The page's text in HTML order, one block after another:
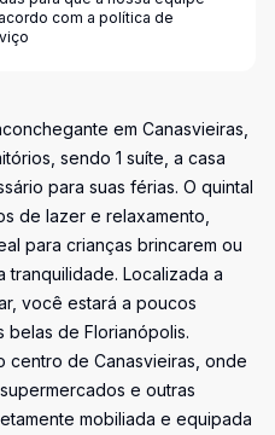
com a política de
em Canasvieiras,
sendo 1 suíte, a casa
para suas férias. O quintal
de lazer e relaxamento,
para crianças brincarem ou
tranquilidade. Localizada a
você estará a poucos
belas de Florianópolis.
centro de Canasvieiras, onde
e outras
mobiliada e equipada